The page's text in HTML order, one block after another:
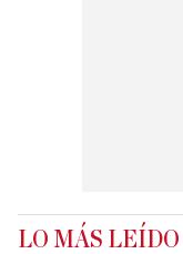
LO MÁS LEÍDO